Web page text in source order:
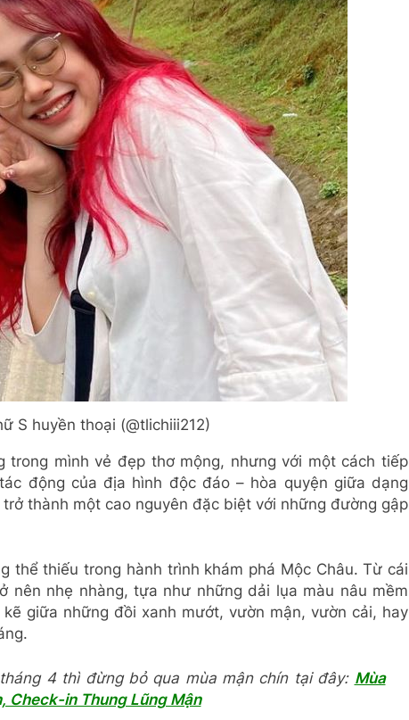
S huyền thoại (@tlichiii212)
trong mình vẻ đẹp thơ mộng, nhưng với một cách tiếp
động của địa hình độc đáo – hòa quyện giữa dạng
thành một cao nguyên đặc biệt với những đường gập
thể thiếu trong hành trình khám phá Mộc Châu. Từ cái
nên nhẹ nhàng, tựa như những dải lụa màu nâu mềm
giữa những đồi xanh mướt, vườn mận, vườn cải, hay
4 thì đừng bỏ qua mùa mận chín tại đây: Mùa
Check-in Thung Lũng Mận